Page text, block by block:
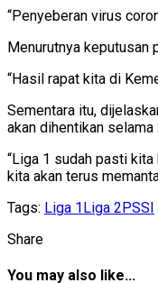
“Penyeberan virus
Menurutnya keputusan
“Hasil rapat kita di
Sementara itu,
akan dihentikan selama
“Liga 1 sudah pasti
kita akan terus
Tags: Liga 1Liga 2PSSI
Share
You may also like...